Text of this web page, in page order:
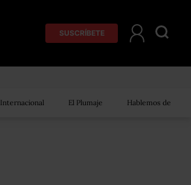
SUSCRÍBETE
Internacional El Plumaje Hablemos de